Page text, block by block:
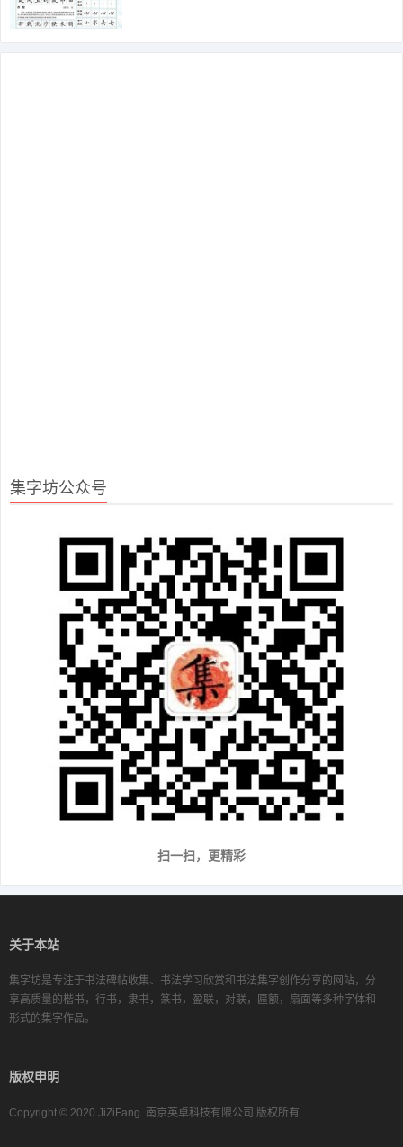
集字坊公众号
扫一扫，更精彩
关于本站
集字坊是专注于书法碑帖收集、书法学习欣赏和书法集字创作分享的网站，分
享高质量的楷书，行书，隶书，篆书，盈联，对联，匾额，扇面等多种字体和
形式的集字作品。
版权申明
Copyright © 2020 JiZiFang. 南京英卓科技有限公司 版权所有